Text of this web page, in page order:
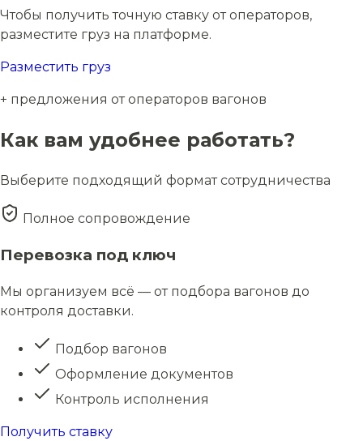
Чтобы получить точную ставку от операторов,
разместите груз на платформе.
Разместить груз
+ предложения от операторов вагонов
Как вам удобнее работать?
Выберите подходящий формат сотрудничества
Полное сопровождение
Перевозка под ключ
Мы организуем всё — от подбора вагонов до
контроля доставки.
Подбор вагонов
Оформление документов
Контроль исполнения
Получить ставку